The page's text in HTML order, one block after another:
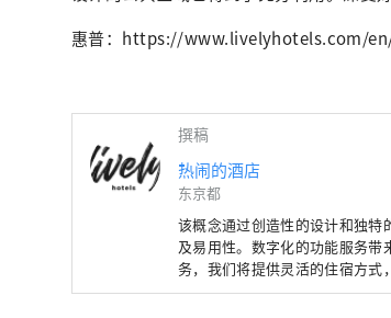
惠普：https://www.livelyhotels.com/
撰稿
热闹的酒店
东京都
该概念通过创造性的设计和独特
及易用性。数字化的功能服务
务，我们将提供灵活的住宿方
提供“体验价值”，让客人在住